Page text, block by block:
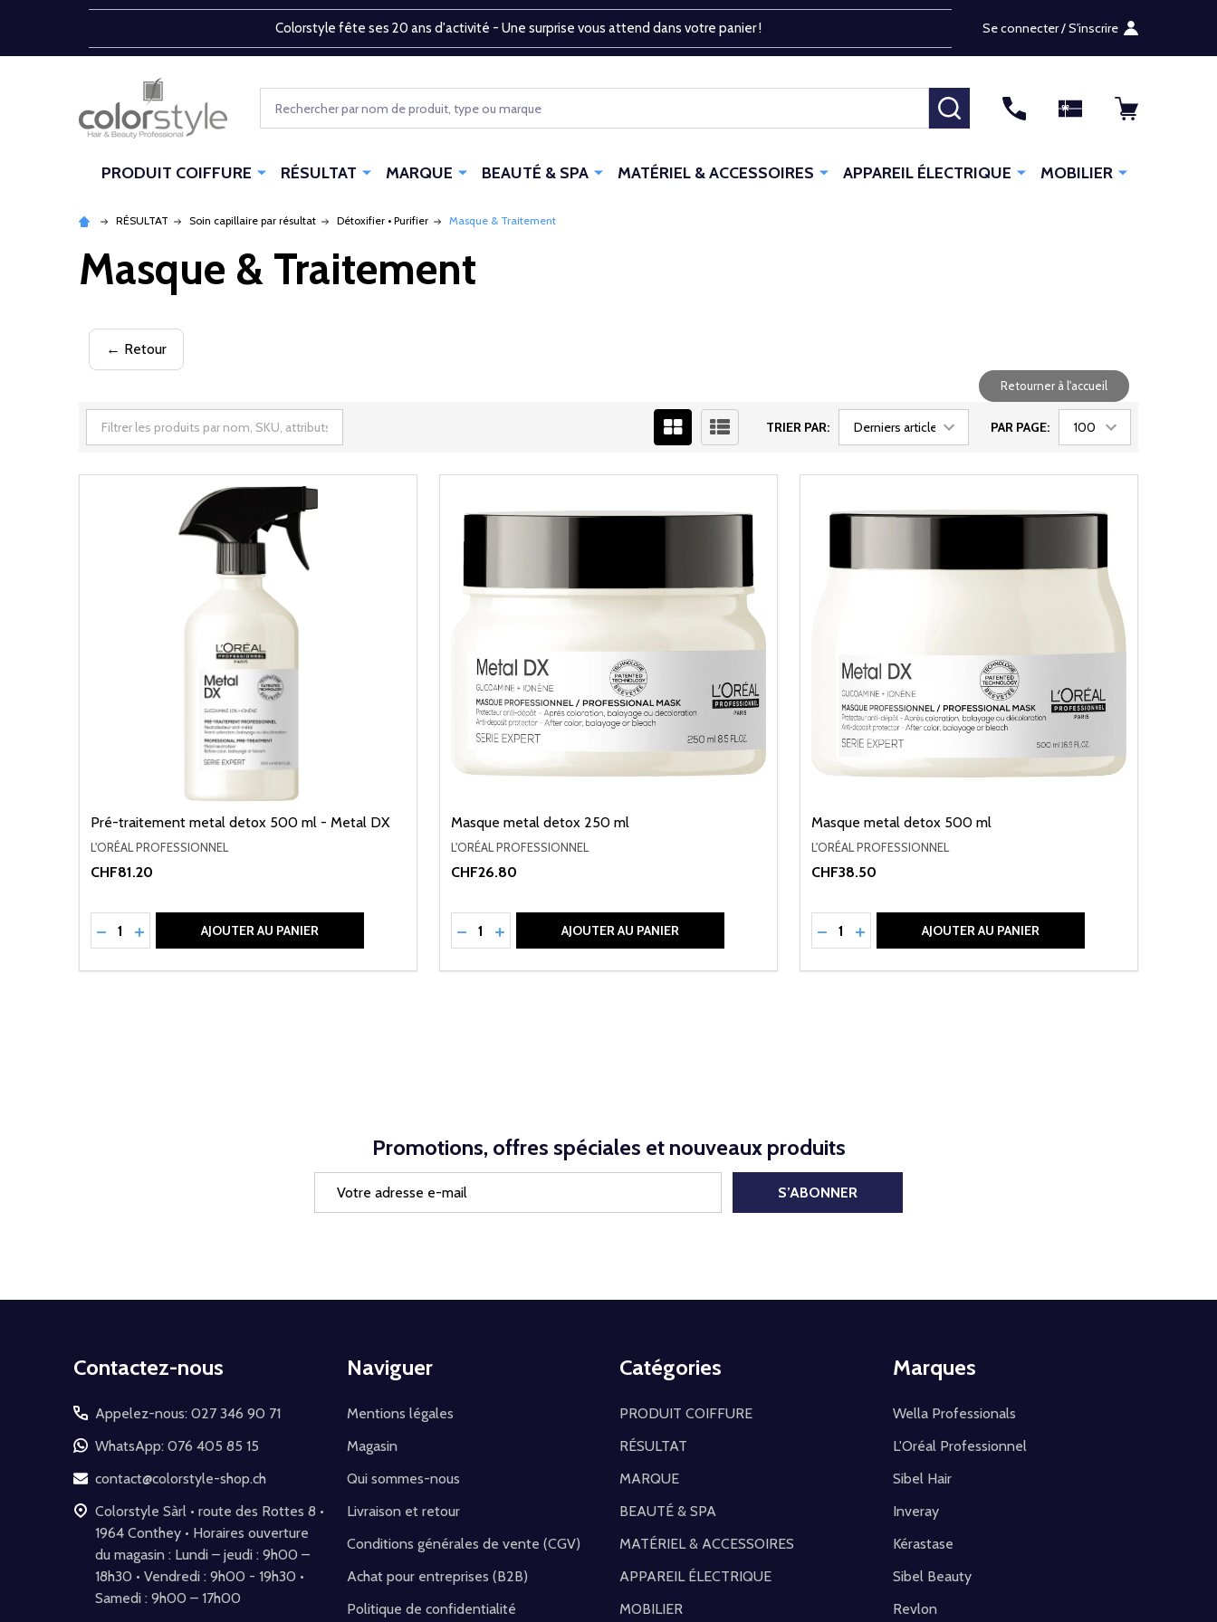
Colorstyle fête ses 20 ans d'activité - Une surprise vous attend dans votre panier ! Se connecter / S'inscrire
RECHERCHER
PRODUIT COIFFURE RÉSULTAT MARQUE BEAUTÉ & SPA MATÉRIEL & ACCESSOIRES APPAREIL ÉLECTRIQUE MOBILIER
RÉSULTAT Soin capillaire par résultat Détoxifier • Purifier Masque & Traitement
Masque & Traitement
← Retour
Retourner à l'accueil
TRIER PAR: PAR PAGE:
Pré-traitement metal detox 500 ml - Metal DX
L'ORÉAL PROFESSIONNEL
CHF81.20
Quantité:
RÉDUIRE LA QUANTITÉ DE UNDEFINED
AUGMENTER LA QUANTITÉ DE UNDEFINED
AJOUTER AU PANIER
Masque metal detox 250 ml
L'ORÉAL PROFESSIONNEL
CHF26.80
Quantité:
RÉDUIRE LA QUANTITÉ DE UNDEFINED
AUGMENTER LA QUANTITÉ DE UNDEFINED
AJOUTER AU PANIER
Masque metal detox 500 ml
L'ORÉAL PROFESSIONNEL
CHF38.50
Quantité:
RÉDUIRE LA QUANTITÉ DE UNDEFINED
AUGMENTER LA QUANTITÉ DE UNDEFINED
AJOUTER AU PANIER
Promotions, offres spéciales et nouveaux produits
S’ABONNER
Contactez-nous
Appelez-nous: 027 346 90 71
WhatsApp: 076 405 85 15
contact@colorstyle-shop.ch
Colorstyle Sàrl • route des Rottes 8 •
1964 Conthey • Horaires ouverture
du magasin : Lundi – jeudi : 9h00 –
18h30 • Vendredi : 9h00 - 19h30 •
Samedi : 9h00 – 17h00
Naviguer
Mentions légales
Magasin
Qui sommes-nous
Livraison et retour
Conditions générales de vente (CGV)
Achat pour entreprises (B2B)
Politique de confidentialité
Catégories
PRODUIT COIFFURE
RÉSULTAT
MARQUE
BEAUTÉ & SPA
MATÉRIEL & ACCESSOIRES
APPAREIL ÉLECTRIQUE
MOBILIER
Marques
Wella Professionals
L'Oréal Professionnel
Sibel Hair
Inveray
Kérastase
Sibel Beauty
Revlon